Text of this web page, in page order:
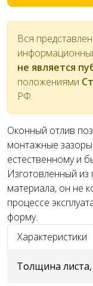
Вся
не является
положениями
РФ.
Оконный отлив
монтажные
естественному и
Изготовленный
материала, он не
процессе
форму.
Характеристики
Толщина